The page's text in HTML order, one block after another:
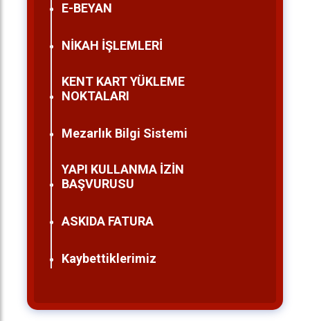
E-BEYAN
NİKAH İŞLEMLERİ
KENT KART YÜKLEME
NOKTALARI
Mezarlık Bilgi Sistemi
YAPI KULLANMA İZİN
BAŞVURUSU
ASKIDA FATURA
Kaybettiklerimiz